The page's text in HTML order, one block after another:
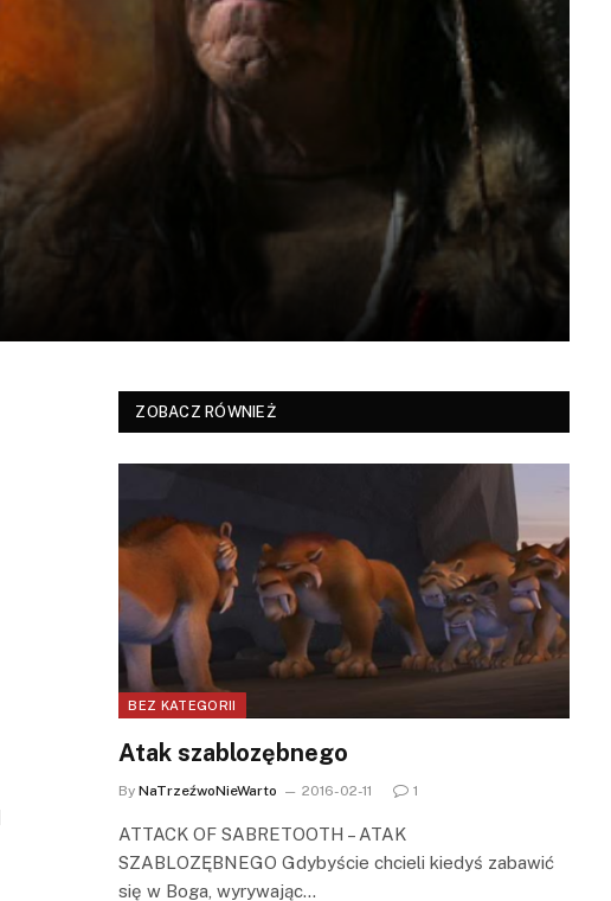
ZOBACZ RÓWNIEŻ
BEZ KATEGORII
Atak szablozębnego
By NaTrzeźwoNieWarto 2016-02-11 1
ATTACK OF SABRETOOTH – ATAK
SZABLOZĘBNEGO Gdybyście chcieli kiedyś zabawić
się w Boga, wyrywając…